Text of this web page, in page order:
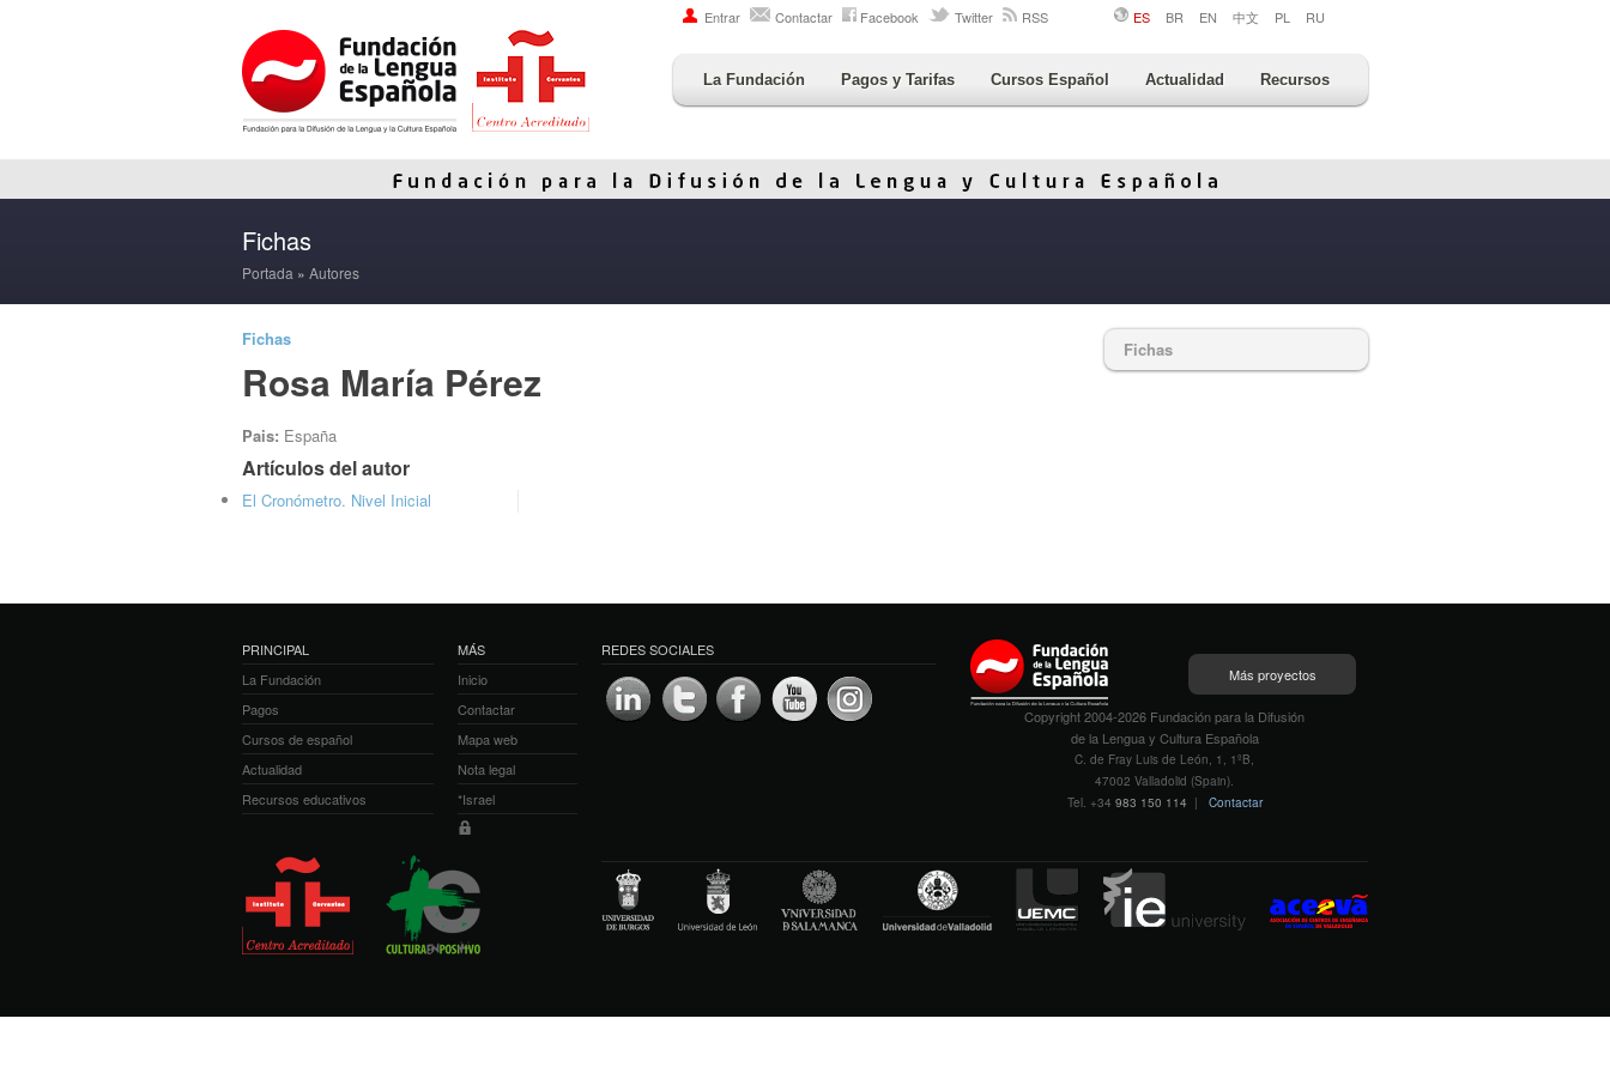
Entrar Contactar Facebook Twitter RSS ES BR EN 中文 PL RU
La Fundación Pagos y Tarifas Cursos Español Actualidad Recursos
Fichas
Portada » Autores
Fichas
Rosa María Pérez
Pais: España
Artículos del autor
El Cronómetro. Nivel Inicial
Fichas
PRINCIPAL
La Fundación
Pagos
Cursos de español
Actualidad
Recursos educativos
MÁS
Inicio
Contactar
Mapa web
Nota legal
*Israel
REDES SOCIALES
Más proyectos
Copyright 2004-2026 Fundación para la Difusión
de la Lengua y Cultura Española
C. de Fray Luis de León, 1, 1ºB,
47002 Valladolid (Spain).
Tel. +34 983 150 114 | Contactar